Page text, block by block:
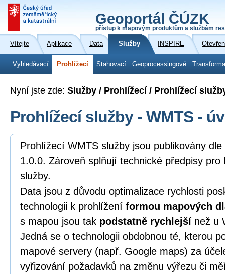
Geoportál ČÚZK
přístup k mapovým produktům a službám
Vítejte Aplikace Data Služby INSPIRE
Vyhledávací Prohlížecí Stahovací Geoprocessingové
Nyní jste zde: Služby / Prohlížecí / Prohlížecí
Prohlížecí služby - WMTS -
Prohlížecí WMTS služby jsou publikovány
1.0.0. Zároveň splňují technické předpisy
služby.
Data jsou z důvodu optimalizace rychlosti
technologii k prohlížení formou mapových
s mapou jsou tak podstatně rychlejší než u
Jedná se o technologii obdobnou té, kterou
mapové servery (např. Google maps) za
vyřizování požadavků na změnu výřezu či